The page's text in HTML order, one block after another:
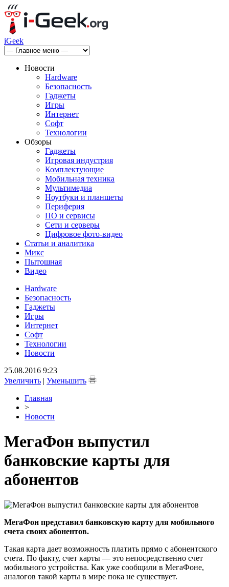
iGeek
Новости
Hardware
Безопасность
Гаджеты
Игры
Интернет
Софт
Технологии
Обзоры
Гаджеты
Игровая индустрия
Комплектующие
Мобильная техника
Мультимедиа
Ноутбуки и планшеты
Периферия
ПО и сервисы
Сети и серверы
Цифровое фото-видео
Статьи и аналитика
Микс
Пытошная
Видео
Hardware
Безопасность
Гаджеты
Игры
Интернет
Софт
Технологии
Новости
25.08.2016 9:23
Увеличить | Уменьшить
Главная
>
Новости
МегаФон выпустил
банковские карты для
абонентов
МегаФон представил банковскую карту для мобильного
счета своих абонентов.
Такая карта дает возможность платить прямо с абонентского
счета. По факту, счет карты — это непосредственно счет
мобильного устройства. Как уже сообщили в МегаФоне,
аналогов такой карты в мире пока не существует.